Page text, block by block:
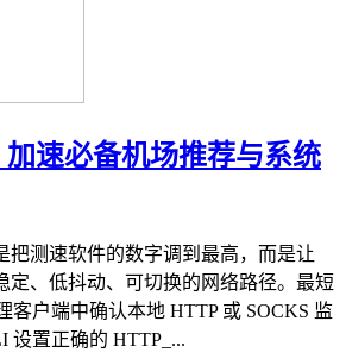
加速必备机场推荐与系统
把测速软件的数字调到最高，而是让
定、低抖动、可切换的网络路径。最短
客户端中确认本地 HTTP 或 SOCKS 监
设置正确的 HTTP_...